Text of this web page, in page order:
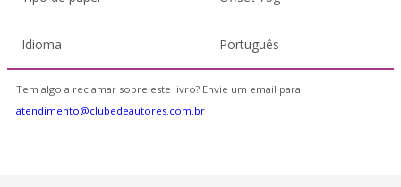
Idioma Português
Tem algo a reclamar sobre este livro? Envie um email para
atendimento@clubedeautores.com.br